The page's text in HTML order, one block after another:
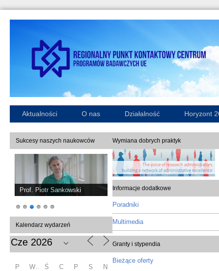
Aktualności O nas Działalność Horyzont
Sukcesy naszych naukowców
Prof. Piotr Sankowski
Kalendarz wydarzeń
P Ś C P S N
Wymiana dobrych praktyk
Informacje dodatkowe
Poradniki
Multimedia
Granty i stypendia
Bieżące oferty